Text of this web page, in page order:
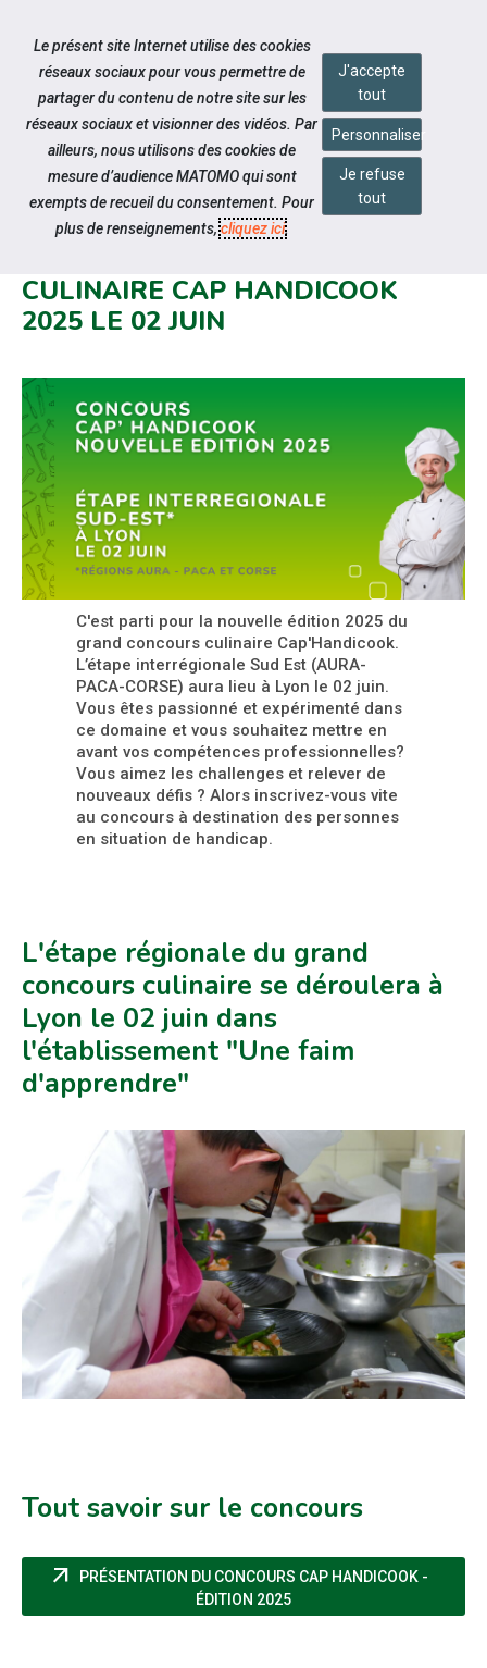
Aller au contenu
Notre actualité
ETAPE INTERRÉGIONALE SUD
CULINAIRE CAP HANDICOOK
2025 LE 02 JUIN
C'est parti pour la nouvelle édition 2025 du
grand concours culinaire Cap'Handicook.
L’étape interrégionale Sud Est (AURA-
PACA-CORSE) aura lieu à Lyon le 02 juin.
Vous êtes passionné et expérimenté dans
ce domaine et vous souhaitez mettre en
avant vos compétences professionnelles?
Vous aimez les challenges et relever de
nouveaux défis ? Alors inscrivez-vous vite
au concours à destination des personnes
en situation de handicap.
L'étape régionale du grand
concours culinaire se déroulera à
Lyon le 02 juin dans
l'établissement "Une faim
d'apprendre"
Tout savoir sur le concours
arrow_outward
PRÉSENTATION DU CONCOURS CAP HANDICOOK -
ÉDITION 2025(NOUVELLE FENÊTRE)
Le présent site Internet utilise des cookies
réseaux sociaux pour vous permettre de
partager du contenu de notre site sur les
réseaux sociaux et visionner des vidéos. Par
ailleurs, nous utilisons des cookies de
mesure d’audience MATOMO qui sont
exempts de recueil du consentement. Pour
plus de renseignements,cliquez ici.
J'accepte
tout
Personnaliser
Je refuse
tout